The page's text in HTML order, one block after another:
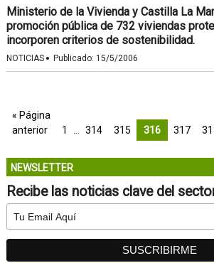
Ministerio de la Vivienda y Castilla La
promoción pública de 732 viviendas
incorporen criterios de sostenibilidad.
NOTICIAS · Publicado: 15/5/2006
« Página
anterior
1 314 315 316 317
NEWSLETTER
Recibe las noticias clave del